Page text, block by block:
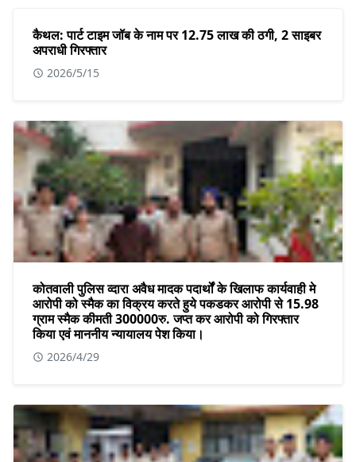
कैथल: पार्ट टाइम जॉब के नाम पर 12.75 लाख की ठगी, 2 साइबर
अपराधी गिरफ्तार
2026/5/15
कोतवाली पुलिस व्दारा अवैध मादक पदार्थों के खिलाफ कार्यवाही मे
आरोपी को स्मैक का विक्रय करते हुये पकडकर आरोपी से 15.98
ग्राम स्मैक कीमती 300000रु. जप्त कर आरोपी को गिरफ्तार
किया एवं माननीय न्यायालय पेश किया।
2026/4/29